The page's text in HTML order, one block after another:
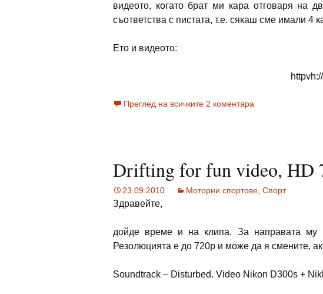
видеото, когато брат ми кара отговаря на
съответства с пистата, т.е. сякаш сме имали 4
Ето и видеото:
Преглед на всичките 2 коментара
Drifting for fun video, HD
23.09.2010 Моторни спортове Спорт
Здравейте,
дойде време и на клипа. За направата му
Резолюцията е до 720p и може да я смените,
Soundtrack – Disturbed. Video Nikon D300s +